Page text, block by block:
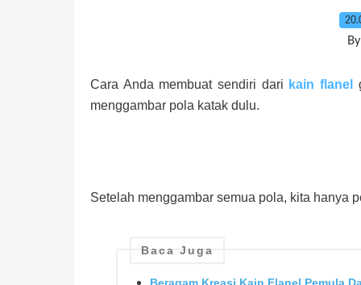
Cara Anda membuat sendiri dari kain flanel
menggambar pola katak dulu.
Setelah menggambar semua pola, kita hanya
Baca Juga